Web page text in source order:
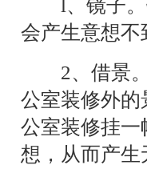
、镜子
会产生意想不
2、借景
公室装修外
公室装修挂
想，从而产